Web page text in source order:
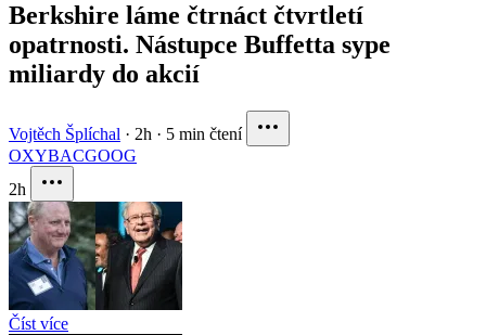
Berkshire láme čtrnáct čtvrtletí
opatrnosti. Nástupce Buffetta sype
miliardy do akcií
Vojtěch Šplíchal · 2h · 5 min čtení
OXYBACGOOG
2h
Číst více